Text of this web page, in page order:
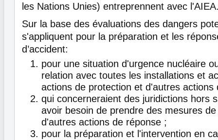
les Nations Unies) entreprennent avec
Sur la base des évaluations des dangers
s'appliquent pour la préparation et les
d’accident:
pour une situation d'urgence nucléaire
relation avec toutes les installations et
actions de protection et d'autres
qui concerneraient des juridictions hors
avoir besoin de prendre des mesures
d'autres actions de réponse ;
pour la préparation et l'intervention en